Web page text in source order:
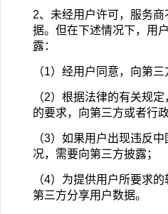
2、未经用户许可，服务
据。但在下述情况下，用
露：
（1）经用户同意，向第三
（2）根据法律的有关规
的要求，向第三方或者行
（3）如果用户出现违反
况，需要向第三方披露；
（4）为提供用户所要求
第三方分享用户数据。